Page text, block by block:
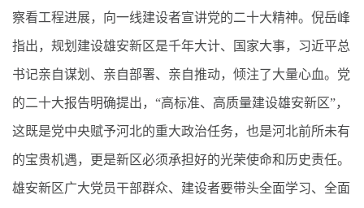
察看工程进展，向一线建设者宣讲党的二十大精神。倪岳峰
指出，规划建设雄安新区是千年大计、国家大事，习近平总
书记亲自谋划、亲自部署、亲自推动，倾注了大量心血。党
的二十大报告明确提出，“高标准、高质量建设雄安新区”，
这既是党中央赋予河北的重大政治任务，也是河北前所未有
的宝贵机遇，更是新区必须承担好的光荣使命和历史责任。
雄安新区广大党员干部群众、建设者要带头全面学习、全面